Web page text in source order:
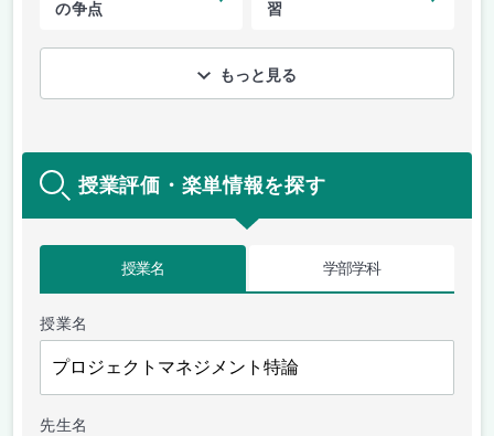
の争点
習
もっと見る
授業評価・楽単情報を探す
授業名 学部学科
授業名
先生名